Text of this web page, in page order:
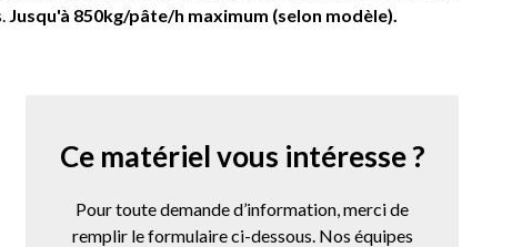
Jusqu'à 850kg/pâte/h maximum (selon modèle).
Ce matériel vous intéresse ?
Pour toute demande d’information, merci de
remplir le formulaire ci-dessous. Nos équipes